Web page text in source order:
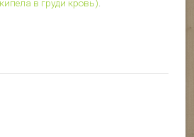
в груди кровь)